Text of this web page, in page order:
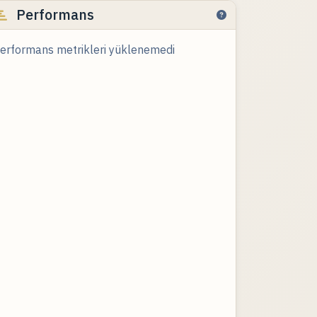
Performans
metrikleri yüklenemedi